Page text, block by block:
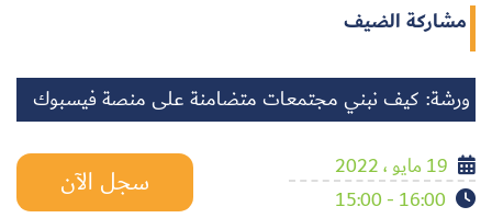
مشاركة الضيف
ورشة: كيف نبني مجتمعات متضامنة على منصة فيسبوك
19 مايو ، 2022
16:00 - 15:00
سجل الآن